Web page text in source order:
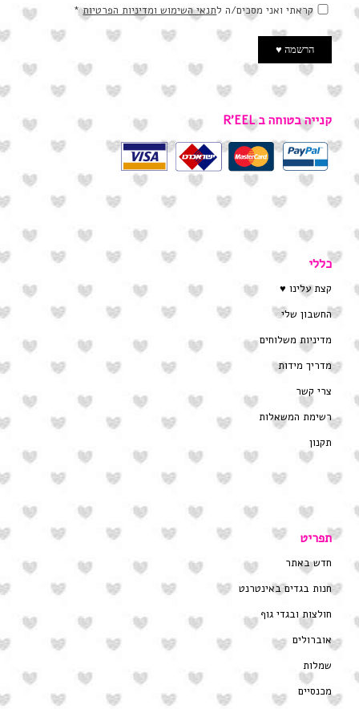
קראתי ואני מסכים/ה לתנאי השימוש ומדיניות הפרטיות*
קנייה בטוחה ב R’EEL
כללי
קצת עלינו ♥
החשבון שלי
מדיניות משלוחים
מדריך מידות
צרי קשר
רשימת המשאלות
תקנון
תפריט
חדש באתר
חנות בגדים באינטרנט
חולצות ובגדי גוף
אוברולים
שמלות
מכנסיים